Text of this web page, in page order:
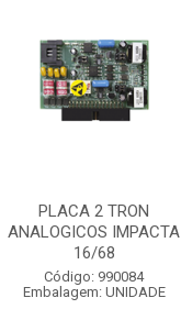
PLACA 2 TRON
ANALOGICOS IMPACTA
16/68
Código: 990084
Embalagem: UNIDADE